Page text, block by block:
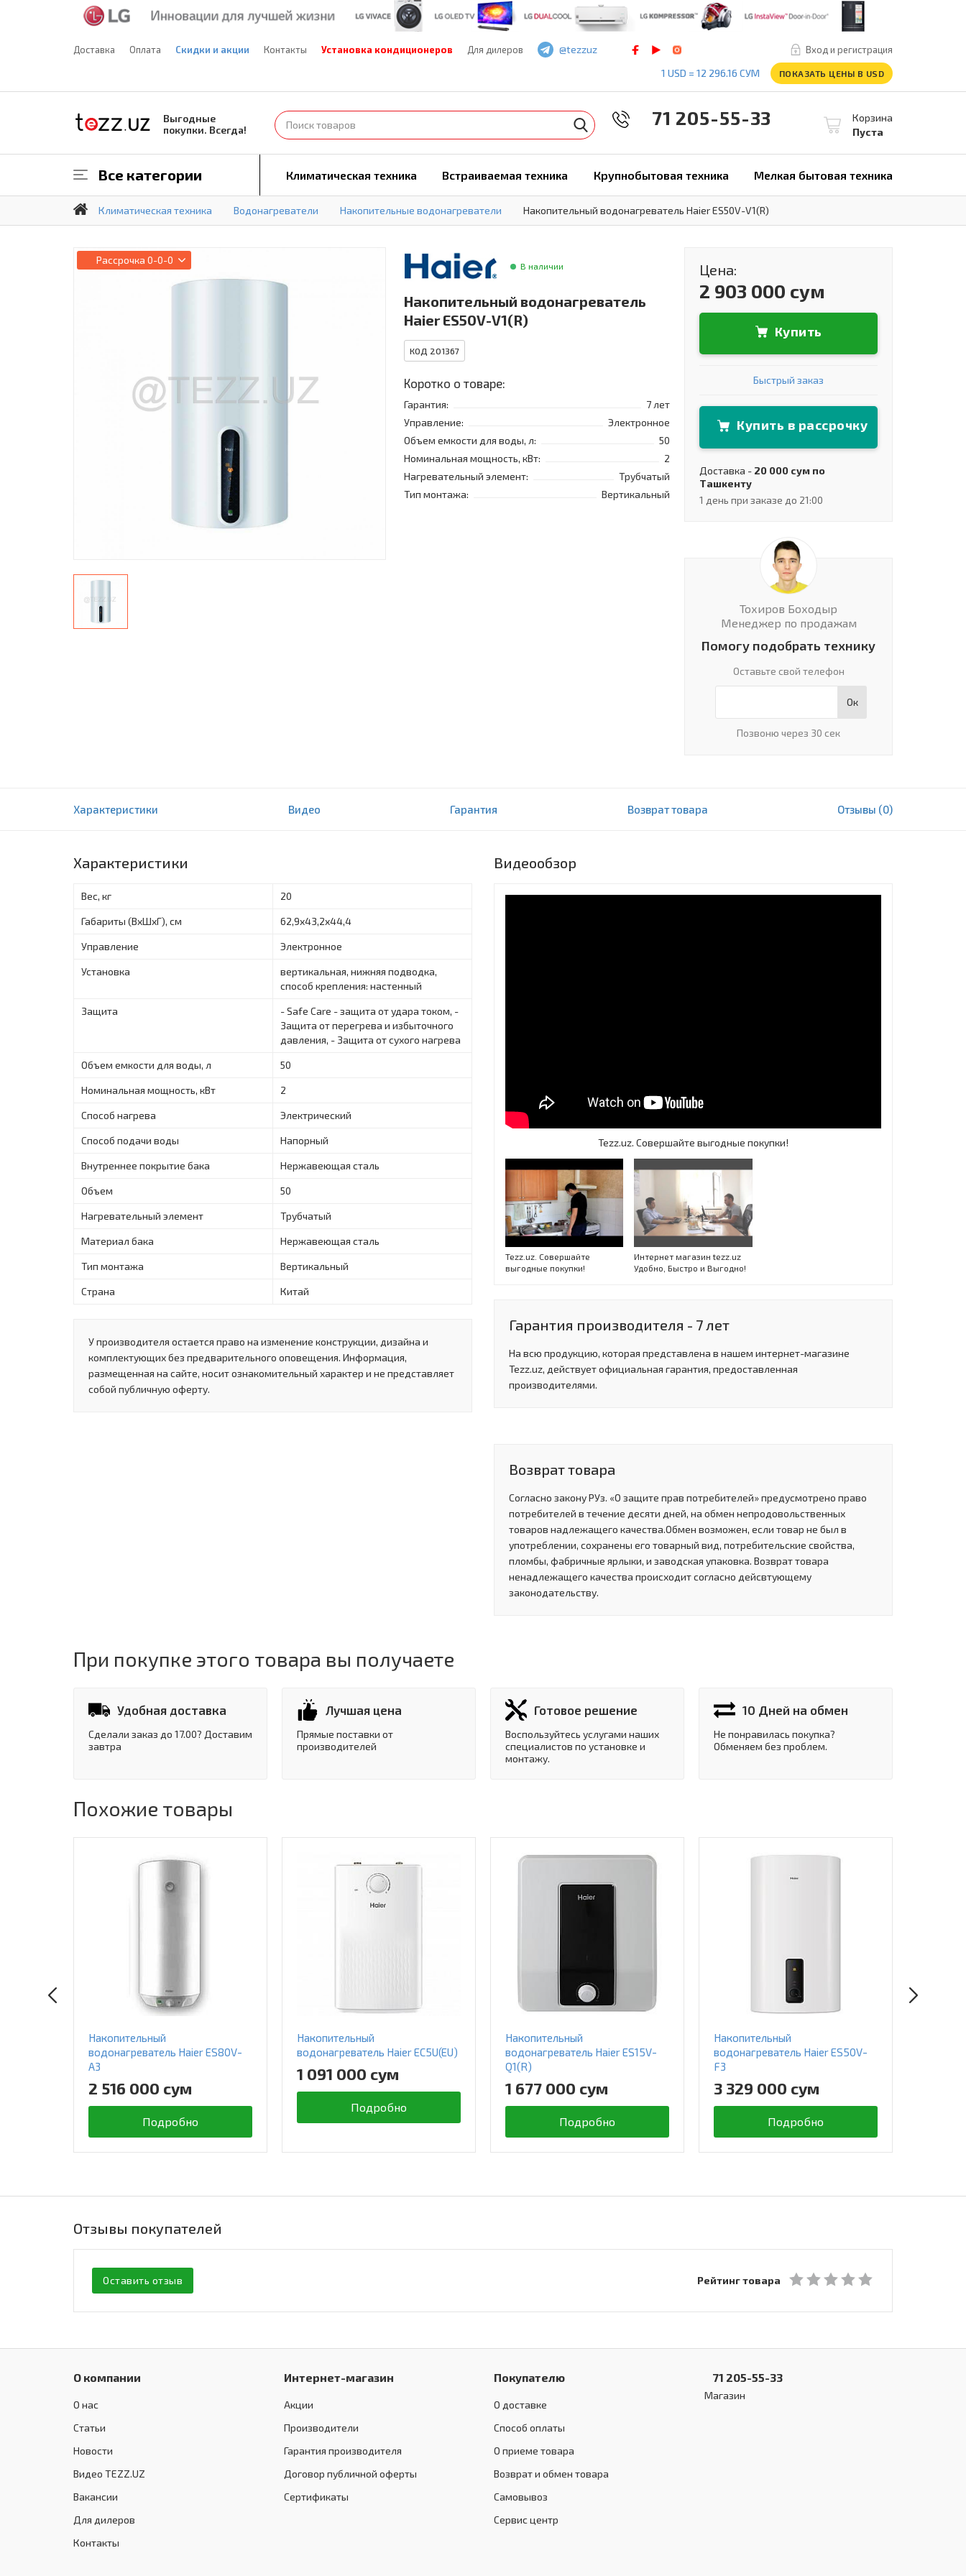
Доставка Оплата Скидки и акции Контакты Установка кондиционеров Для дилеров Вход и регистрация
@tezzuz
1 USD = 12 296.16 СУМ
ПОКАЗАТЬ ЦЕНЫ В USD
Выгодные
покупки. Всегда!
Корзина
Пуста
71 205-55-33
Все категории Климатическая техника Встраиваемая техника Крупнобытовая техника Мелкая бытовая техника
Климатическая техника Водонагреватели Накопительные водонагреватели Накопительный водонагреватель Haier ES50V-V1(R)
Рассрочка 0-0-0
В наличии
Накопительный водонагреватель
Haier ES50V-V1(R)
КОД 201367
Коротко о товаре:
Гарантия:
7 лет
Управление:
Электронное
Объем емкости для воды, л:
50
Номинальная мощность, кВт:
2
Нагревательный элемент:
Трубчатый
Тип монтажа:
Вертикальный
Цена:
2 903 000 сум
Купить
Быстрый заказ
Купить в рассрочку
Доставка - 20 000 сум по
Ташкенту
1 день при заказе до 21:00
Тохиров Боходыр
Менеджер по продажам
Помогу подобрать технику
Оставьте свой телефон
Ок
Позвоню через 30 сек
2 903 000 сум В корзину
Характеристики Видео Гарантия Возврат товара Отзывы (0)
Характеристики
Вес, кг 20
Габариты (ВxШxГ), см 62,9x43,2x44,4
Управление Электронное
Установка
вертикальная, нижняя подводка,
способ крепления: настенный
Защита
- Safe Care - защита от удара током, -
Защита от перегрева и избыточного
давления, - Защита от сухого нагрева
Объем емкости для воды, л 50
Номинальная мощность, кВт 2
Способ нагрева Электрический
Способ подачи воды Напорный
Внутреннее покрытие бака Нержавеющая сталь
Объем 50
Нагревательный элемент Трубчатый
Материал бакa Нержавеющая сталь
Тип монтажа Вертикальный
Страна Китай
У производителя остается право на изменение конструкции, дизайна и
комплектующих без предварительного оповещения. Информация,
размещенная на сайте, носит ознакомительный характер и не представляет
собой публичную оферту.
Видеообзор
Tezz.uz. Совершайте выгодные покупки!
Tezz.uz. Совершайте
выгодные покупки!
Интернет магазин tezz.uz
Удобно, Быстро и Выгодно!
Гарантия производителя - 7 лет
На всю продукцию, которая представлена в нашем интернет-магазине
Tezz.uz, действует официальная гарантия, предоставленная
производителями.
Возврат товара
Согласно закону РУз. «О защите прав потребителей» предусмотрено право
потребителей в течение десяти дней, на обмен непродовольственных
товаров надлежащего качества.Обмен возможен, если товар не был в
употреблении, сохранены его товарный вид, потребительские свойства,
пломбы, фабричные ярлыки, и заводская упаковка. Возврат товара
ненадлежащего качества происходит согласно дейсвтующему
законодательству.
При покупке этого товара вы получаете
Удобная доставка
Сделали заказ до 17.00? Доставим
завтра
Лучшая цена
Прямые поставки от
производителей
Готовое решение
Воспользуйтесь услугами наших
специалистов по установке и
монтажу.
10 Дней на обмен
Не понравилась покупка?
Обменяем без проблем.
Похожие товары
Накопительный
водонагреватель Haier ES80V-
A3
2 516 000 сум
Подробно
Накопительный
водонагреватель Haier EC5U(EU)
1 091 000 сум
Подробно
Накопительный
водонагреватель Haier ES15V-
Q1(R)
1 677 000 сум
Подробно
Накопительный
водонагреватель Haier ES50V-
F3
3 329 000 сум
Подробно
Отзывы покупателей
Оставить отзыв Рейтинг товара
О компании
О нас
Статьи
Новости
Видео TEZZ.UZ
Вакансии
Для дилеров
Контакты
Интернет-магазин
Акции
Производители
Гарантия производителя
Договор публичной оферты
Сертификаты
Покупателю
О доставке
Способ оплаты
О приеме товара
Возврат и обмен товара
Самовывоз
Сервис центр
71 205-55-33
Магазин